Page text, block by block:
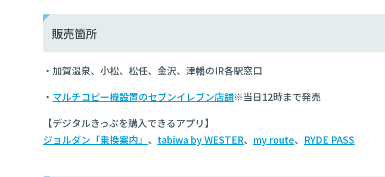
販売箇所
・加賀温泉、小松、松任、金沢、津幡のIR各駅窓口
・ マルチコピー機設置のセブンイレブン店舗※当日12時まで発売
【デジタルきっぷを購入できるアプリ】
ジョルダン「乗換案内」 、 tabiwa by WESTER、 my route、 RYDE PASS